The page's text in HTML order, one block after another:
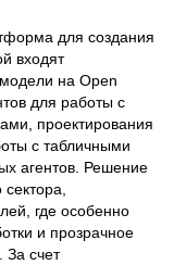
для создания
входят
на Open
для работы с
проектирования
с табличными
агентов. Решение
где особенно
и прозрачное
За счет